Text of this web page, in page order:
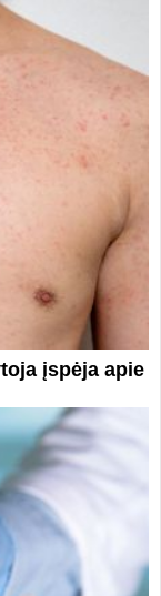
įspėja apie